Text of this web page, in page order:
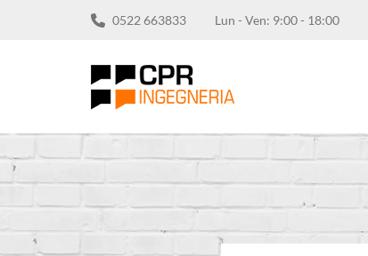
0522 663833 Lun - Ven: 9:00 - 18:00